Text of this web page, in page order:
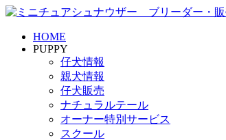
HOME
PUPPY
仔犬情報
親犬情報
仔犬販売
ナチュラルテール
オーナー特別サービス
スクール